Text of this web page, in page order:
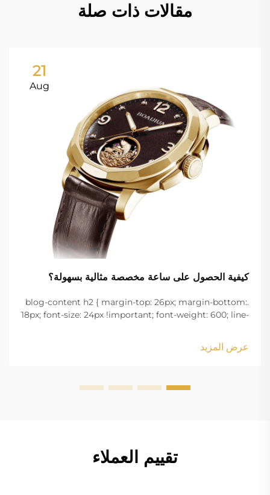
مقالات ذات صلة
21
Aug
كيفية الحصول على ساعة مخصصة مثالية بسهولة؟
.blog-content h2 { margin-top: 26px; margin-bottom:
18px; font-size: 24px !important; font-weight: 600; line-
margin-bottom: 18px; font-size: 20px !important; font-
w...
عرض المزيد
تقييم العملاء